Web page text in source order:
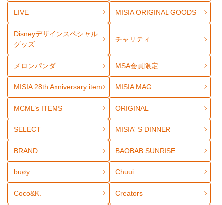
LIVE MISIA ORIGINAL GOODS
Disneyデザインスペシャル
グッズ
チャリティ
メロンパンダ MSA会員限定
MISIA 28th Anniversary item MISIA MAG
MCML’s ITEMS ORIGINAL
SELECT MISIA' S DINNER
BRAND BAOBAB SUNRISE
buøy Chuui
Coco&K. Creators